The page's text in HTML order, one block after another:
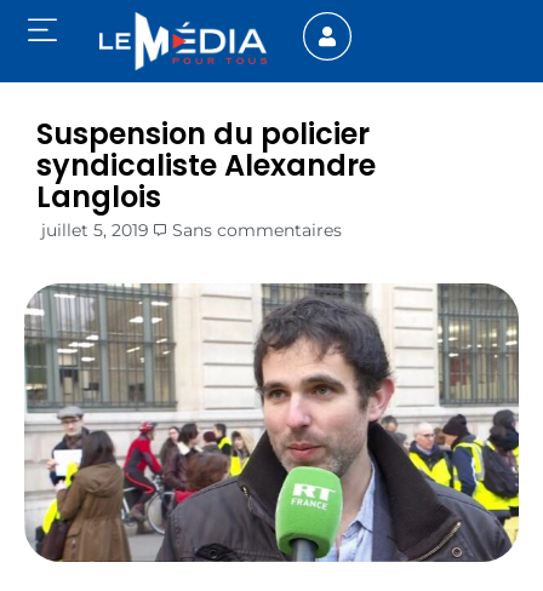
Suspension du policier
syndicaliste Alexandre
Langlois
juillet 5, 2019 Sans commentaires